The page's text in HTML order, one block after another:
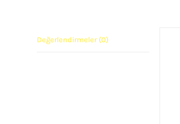
Değerlendirmeler (0)